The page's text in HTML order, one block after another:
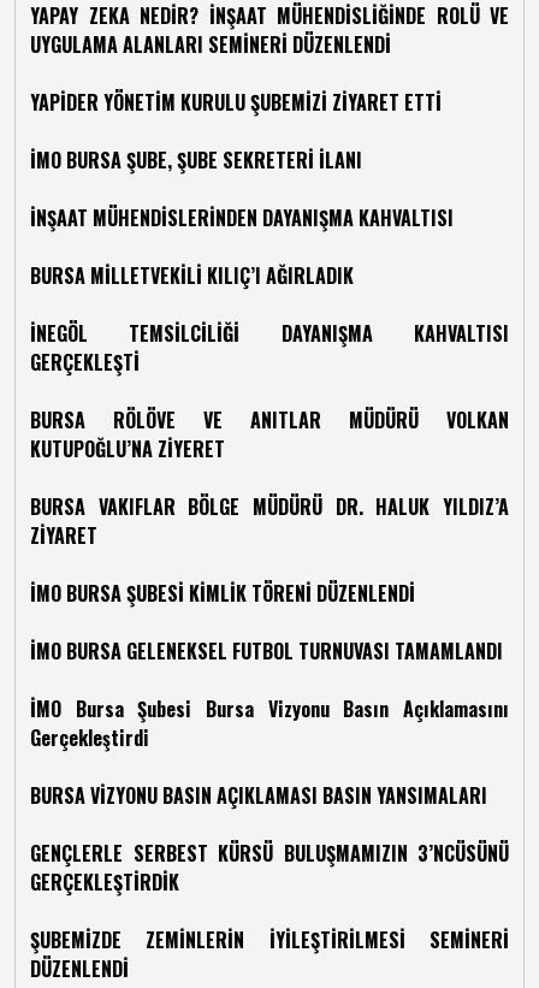
YAPAY ZEKA NEDİR? İNŞAAT MÜHENDİSLİĞİNDE ROLÜ VE
UYGULAMA ALANLARI SEMİNERİ DÜZENLENDİ
YAPİDER YÖNETİM KURULU ŞUBEMİZİ ZİYARET ETTİ
İMO BURSA ŞUBE, ŞUBE SEKRETERİ İLANI
İNŞAAT MÜHENDİSLERİNDEN DAYANIŞMA KAHVALTISI
BURSA MİLLETVEKİLİ KILIÇ’I AĞIRLADIK
İNEGÖL TEMSİLCİLİĞİ DAYANIŞMA KAHVALTISI
GERÇEKLEŞTİ
BURSA RÖLÖVE VE ANITLAR MÜDÜRÜ VOLKAN
KUTUPOĞLU’NA ZİYERET
BURSA VAKIFLAR BÖLGE MÜDÜRÜ DR. HALUK YILDIZ’A
ZİYARET
İMO BURSA ŞUBESİ KİMLİK TÖRENİ DÜZENLENDİ
İMO BURSA GELENEKSEL FUTBOL TURNUVASI TAMAMLANDI
İMO Bursa Şubesi Bursa Vizyonu Basın Açıklamasını
Gerçekleştirdi
BURSA VİZYONU BASIN AÇIKLAMASI BASIN YANSIMALARI
GENÇLERLE SERBEST KÜRSÜ BULUŞMAMIZIN 3’NCÜSÜNÜ
GERÇEKLEŞTİRDİK
ŞUBEMİZDE ZEMİNLERİN İYİLEŞTİRİLMESİ SEMİNERİ
DÜZENLENDİ